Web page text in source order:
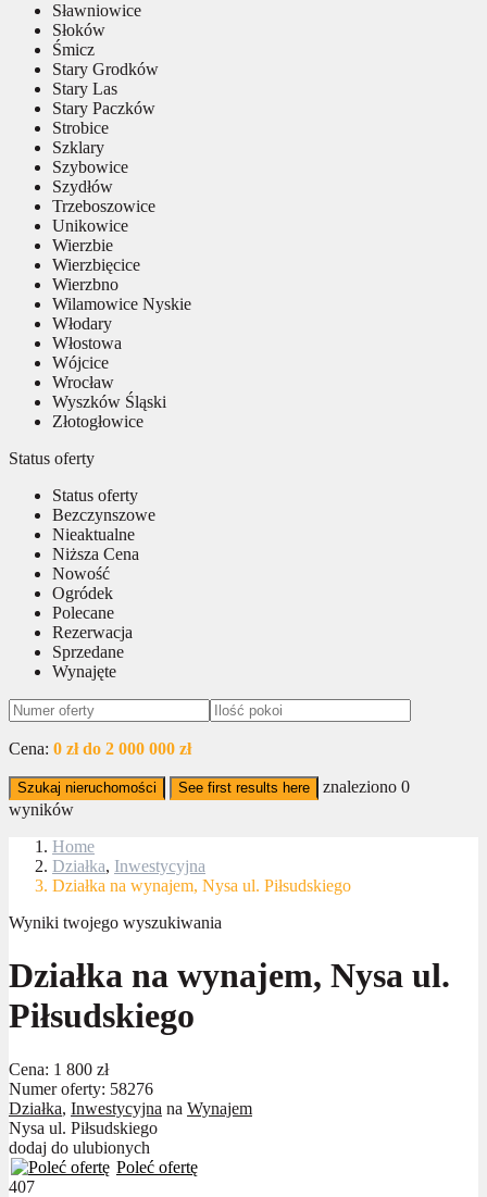
Sławniowice
Słoków
Śmicz
Stary Grodków
Stary Las
Stary Paczków
Strobice
Szklary
Szybowice
Szydłów
Trzeboszowice
Unikowice
Wierzbie
Wierzbięcice
Wierzbno
Wilamowice Nyskie
Włodary
Włostowa
Wójcice
Wrocław
Wyszków Śląski
Złotogłowice
Status oferty
Status oferty
Bezczynszowe
Nieaktualne
Niższa Cena
Nowość
Ogródek
Polecane
Rezerwacja
Sprzedane
Wynajęte
Cena: 0 zł do 2 000 000 zł
Szukaj nieruchomości See first results here znaleziono 0
wyników
Home
Działka, Inwestycyjna
Działka na wynajem, Nysa ul. Piłsudskiego
Wyniki twojego wyszukiwania
Działka na wynajem, Nysa ul.
Piłsudskiego
Cena: 1 800 zł
Numer oferty: 58276
Działka, Inwestycyjna na Wynajem
Nysa ul. Piłsudskiego
dodaj do ulubionych
Poleć ofertę
407